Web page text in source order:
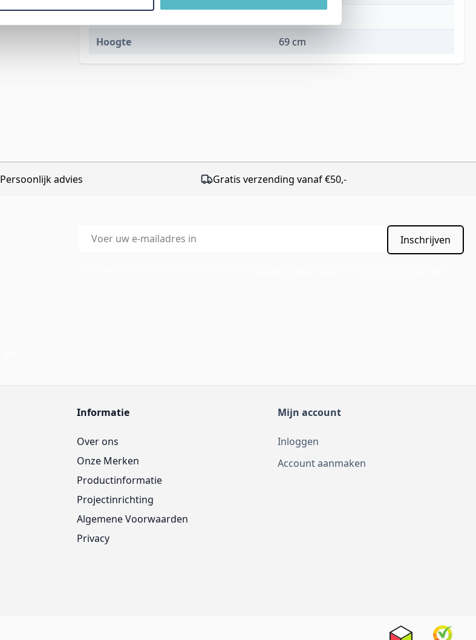
Hoogte
69 cm
Persoonlijk advies Gratis verzending vanaf €50,-
E-mailadres
Inschrijven
Informatie
Over ons
Onze Merken
Productinformatie
Projectinrichting
Algemene Voorwaarden
Privacy
Mijn account
Inloggen
Account aanmaken